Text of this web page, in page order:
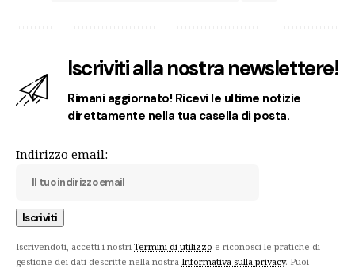
Iscriviti alla nostra newslettere!
Rimani aggiornato! Ricevi le ultime notizie
direttamente nella tua casella di posta.
Indirizzo email:
Iscrivendoti, accetti i nostri Termini di utilizzo e riconosci le pratiche di
gestione dei dati descritte nella nostra Informativa sulla privacy. Puoi